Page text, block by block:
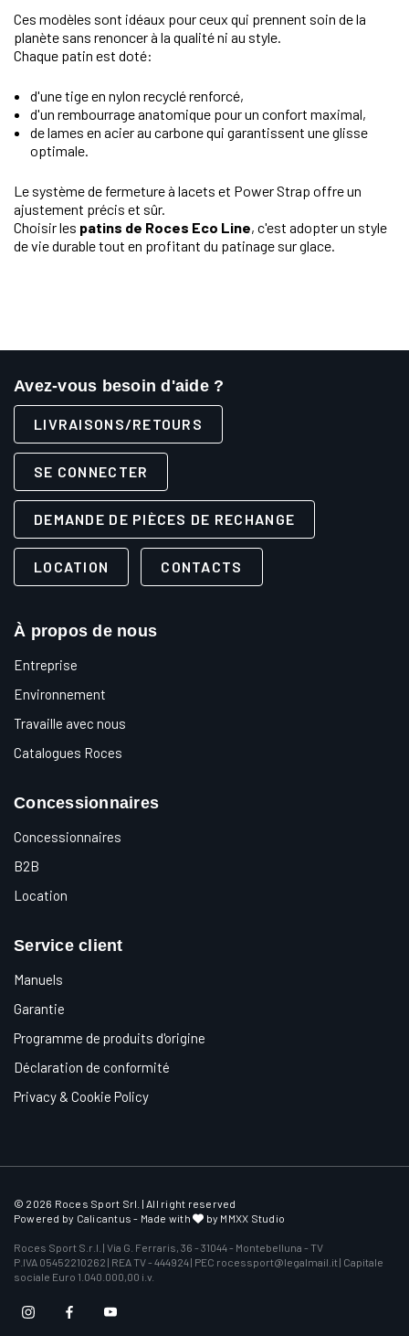
Ces modèles sont idéaux pour ceux qui prennent soin de la
planète sans renoncer à la qualité ni au style.
Chaque patin est doté:
d'une tige en nylon recyclé renforcé,
d'un rembourrage anatomique pour un confort maximal,
de lames en acier au carbone qui garantissent une glisse
optimale.
Le système de fermeture à lacets et Power Strap offre un
ajustement précis et sûr.
Choisir les patins de Roces Eco Line, c'est adopter un style
de vie durable tout en profitant du patinage sur glace.
Avez-vous besoin d'aide ?
LIVRAISONS/RETOURS
SE CONNECTER
DEMANDE DE PIÈCES DE RECHANGE
LOCATION CONTACTS
À propos de nous
Entreprise
Environnement
Travaille avec nous
Catalogues Roces
Concessionnaires
Concessionnaires
B2B
Location
Service client
Manuels
Garantie
Programme de produits d'origine
Déclaration de conformité
Privacy & Cookie Policy
© 2026 Roces Sport Srl. | All right reserved
Powered by Calicantus - Made with by MMXX Studio
Roces Sport S.r.l. | Via G. Ferraris, 36 - 31044 - Montebelluna - TV
P.IVA 05452210262 | REA TV - 444924 | PEC rocessport@legalmail.it | Capitale
sociale Euro 1.040.000,00 i.v.